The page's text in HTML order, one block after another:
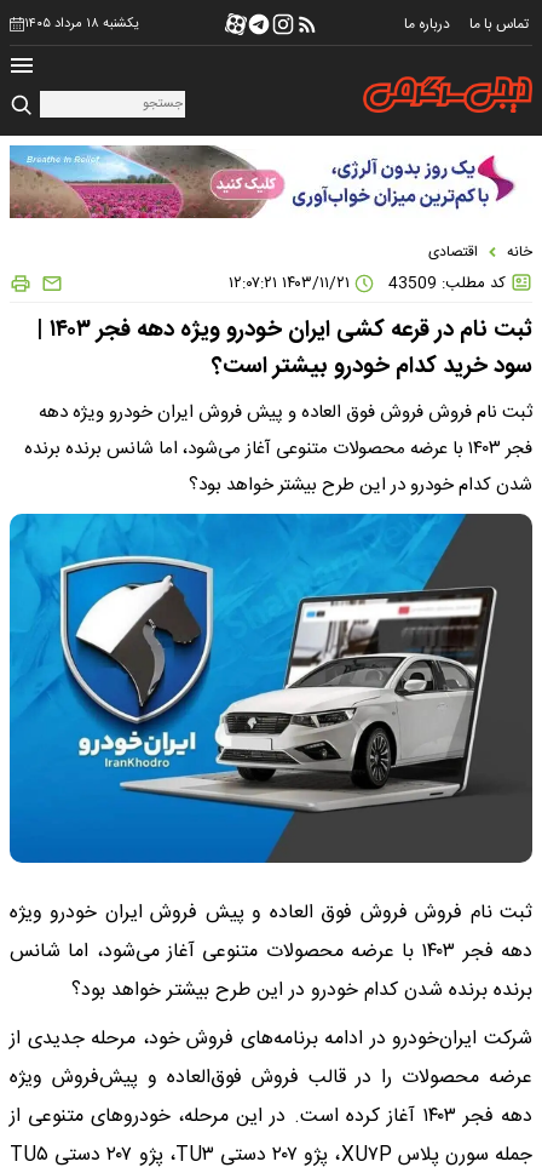
تماس با ما درباره ما یکشنبه ۱۸ مرداد ۱۴۰۵
خانه اقتصادی
کد مطلب: 43509
ثبت نام در قرعه کشی ایران خودرو ویژه دهه فجر ۱۴۰۳ |
سود خرید کدام خودرو بیشتر است؟
ثبت نام فروش فروش فوق العاده و پیش فروش ایران خودرو ویژه دهه
فجر ۱۴۰۳ با عرضه محصولات متنوعی آغاز می‌شود، اما شانس برنده برنده
شدن کدام خودرو در این طرح بیشتر خواهد بود؟
ثبت نام فروش فروش فوق العاده و پیش فروش ایران خودرو ویژه
دهه فجر ۱۴۰۳ با عرضه محصولات متنوعی آغاز می‌شود، اما شانس
برنده برنده شدن کدام خودرو در این طرح بیشتر خواهد بود؟
شرکت ایران‌خودرو در ادامه برنامه‌های فروش خود، مرحله جدیدی از
عرضه محصولات را در قالب فروش فوق‌العاده و پیش‌فروش ویژه
دهه فجر ۱۴۰۳ آغاز کرده است. در این مرحله، خودروهای متنوعی از
جمله سورن پلاس XU۷P، پژو ۲۰۷ دستی TU۳، پژو ۲۰۷ دستی TU۵